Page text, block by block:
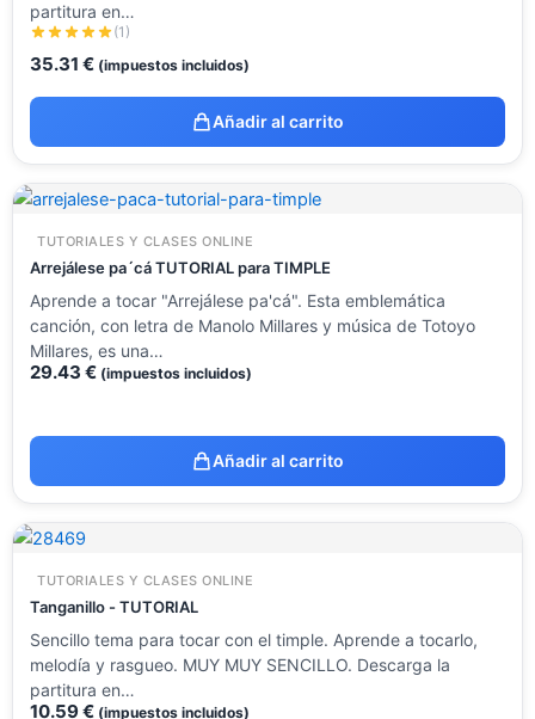
partitura en…
(1)
35.31 € (impuestos incluidos)
Añadir al carrito
TUTORIALES Y CLASES ONLINE
Arrejálese pa´cá TUTORIAL para TIMPLE
Aprende a tocar "Arrejálese pa'cá". Esta emblemática
canción, con letra de Manolo Millares y música de Totoyo
Millares, es una…
29.43 € (impuestos incluidos)
Añadir al carrito
TUTORIALES Y CLASES ONLINE
Tanganillo - TUTORIAL
Sencillo tema para tocar con el timple. Aprende a tocarlo,
melodía y rasgueo. MUY MUY SENCILLO. Descarga la
partitura en…
10.59€ (impuestos incluidos)